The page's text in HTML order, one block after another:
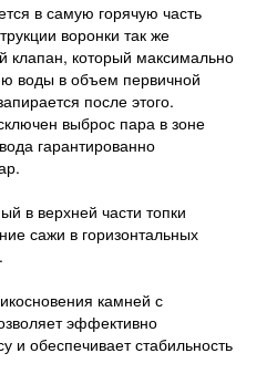
в самую горячую часть
воронки так же
клапан, который максимально
воды в объем первичной
после этого.
выброс пара в зоне
гарантированно
в верхней части топки
сажи в горизонтальных
камней с
эффективно
и обеспечивает стабильность